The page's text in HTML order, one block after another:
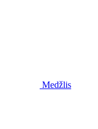
Medžlis